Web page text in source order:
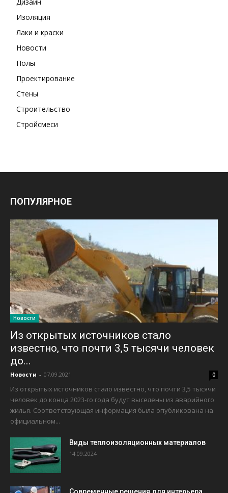
Изоляция
Лаки и краски
Новости
Полы
Проектирование
Стены
Строительство
Стройсмеси
ПОПУЛЯРНОЕ
Новости
Из открытых источников стало
известно, что почти 3,5 тысячи человек
до...
Новости - 07.09.2021 0
Из открытых источников стало известно, что почти 3,5 тысячи
человек до конца 2023-го года будут выселены из аварийного
жилья. Соответствующая информация была опубликована на
официальном...
Виды теплоизоляционных материалов
14.09.2024
Современные решения для интерьера